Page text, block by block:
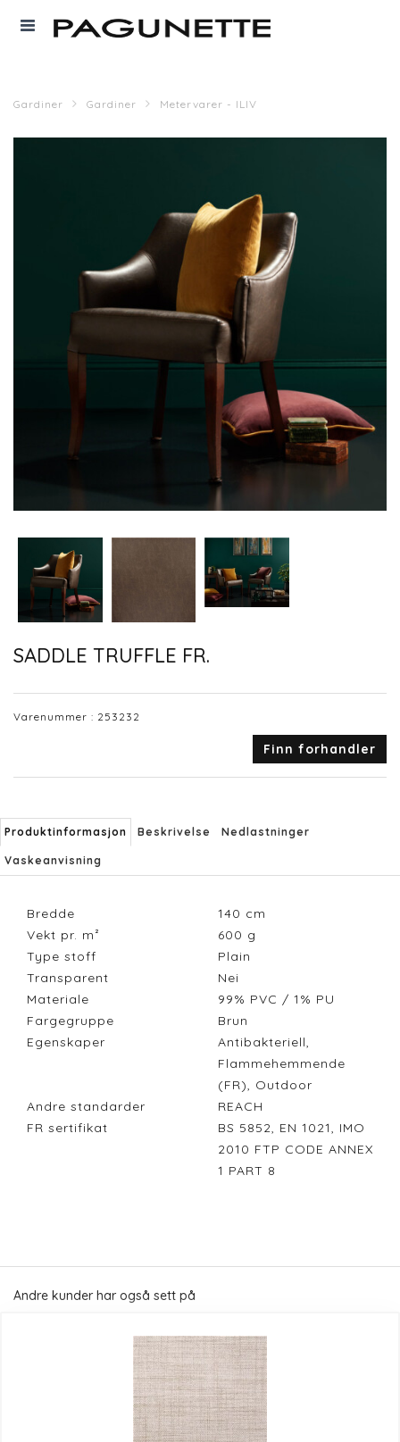
Gardiner Gardiner Metervarer - ILIV
SADDLE TRUFFLE FR.
Varenummer : 253232
Finn forhandler
Produktinformasjon Beskrivelse Nedlastninger
Vaskeanvisning
Bredde 140 cm
Vekt pr. m²
600 g
Type stoff
Plain
Transparent
Nei
Materiale
99% PVC / 1% PU
Fargegruppe
Brun
Egenskaper
Antibakteriell,
Flammehemmende
(FR), Outdoor
Andre standarder
REACH
FR sertifikat
BS 5852, EN 1021, IMO
2010 FTP CODE ANNEX
1 PART 8
Andre kunder har også sett på